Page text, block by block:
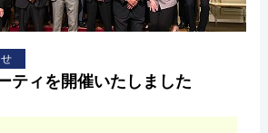
ティを開催いたしました